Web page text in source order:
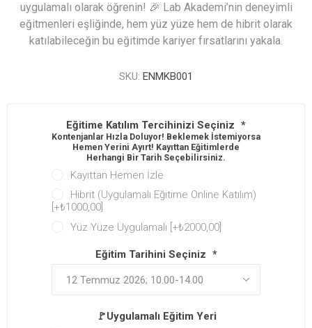
uygulamalı olarak öğrenin! 🎉 Lab Akademi’nin deneyimli
eğitmenleri eşliğinde, hem yüz yüze hem de hibrit olarak
katılabileceğin bu eğitimde kariyer fırsatlarını yakala.
SKU: ENMKB001
Eğitime Katılım Tercihinizi Seçiniz *
Kontenjanlar Hızla Doluyor! Beklemek İstemiyorsan
Hemen Yerini Ayırt! Kayıttan Eğitimlerde
Herhangi Bir Tarih Seçebilirsiniz.
Kayıttan Hemen İzle
Hibrit (Uygulamalı Eğitime Online Katılım)
[+₺1000,00]
Yüz Yüze Uygulamalı [+₺2000,00]
Eğitim Tarihini Seçiniz *
🚩Uygulamalı Eğitim Yeri